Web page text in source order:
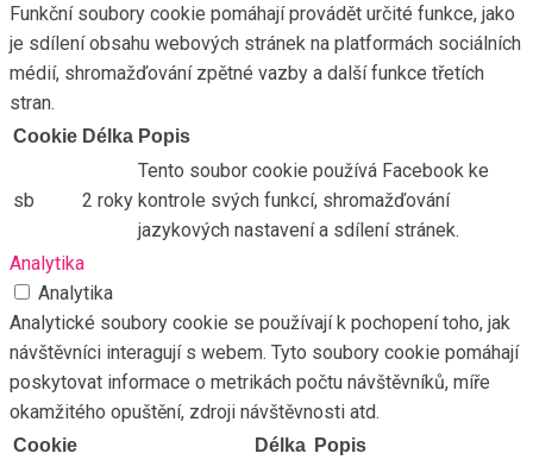
Funkční soubory cookie pomáhají provádět určité funkce, jako
je sdílení obsahu webových stránek na platformách sociálních
médií, shromažďování zpětné vazby a další funkce třetích
stran.
Cookie Délka Popis
sb 2 roky
Tento soubor cookie používá Facebook ke
kontrole svých funkcí, shromažďování
jazykových nastavení a sdílení stránek.
Analytika
Analytika
Analytické soubory cookie se používají k pochopení toho, jak
návštěvníci interagují s webem. Tyto soubory cookie pomáhají
poskytovat informace o metrikách počtu návštěvníků, míře
okamžitého opuštění, zdroji návštěvnosti atd.
Cookie Délka Popis